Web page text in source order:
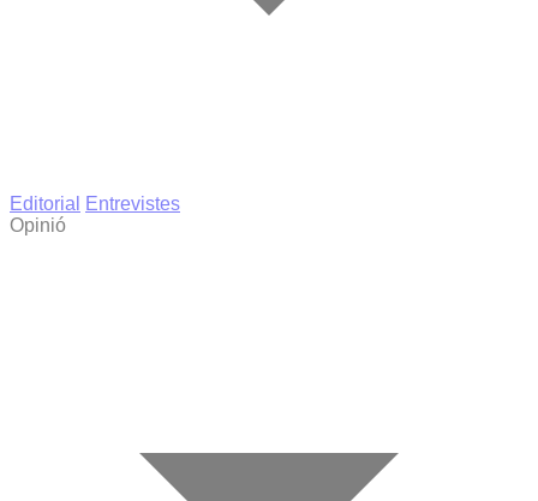
Editorial
Entrevistes
Opinió